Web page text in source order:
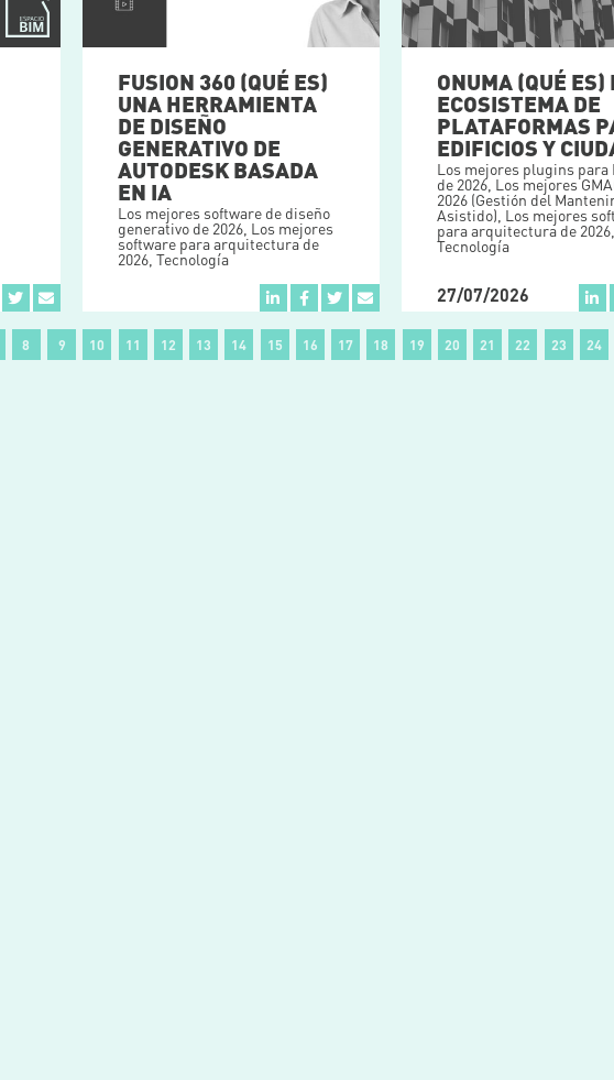
FUSION 360 (QUÉ ES)
UNA HERRAMIENTA
DE DISEÑO
GENERATIVO DE
AUTODESK BASADA
EN IA
Los mejores software de diseño
generativo de 2026, Los mejores
software para arquitectura de
2026, Tecnología
ONUMA (QUÉ ES)
ECOSISTEMA DE
PLATAFORMAS
EDIFICIOS Y
Los mejores plugins para
de 2026, Los mejores
2026 (Gestión del
Asistido) Los mejores
para arquitectura de 2026,
Tecnología
27/07/2026
8 9 10 11 12 13 14 15 16 17 18 19 20 21 22 23 24